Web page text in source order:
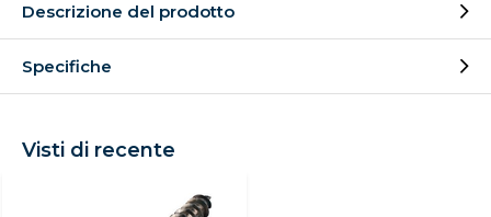
Descrizione del prodotto
Specifiche
Visti di recente